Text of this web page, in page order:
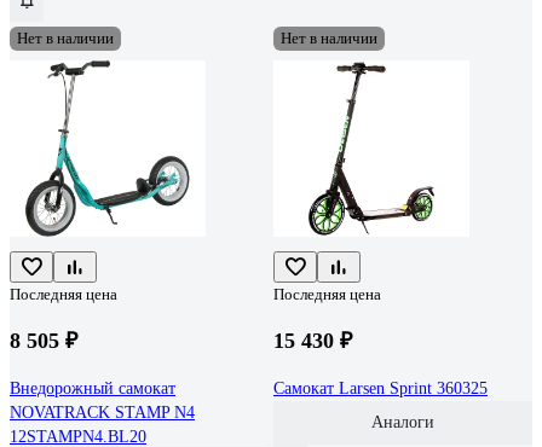
Нет в наличии
Последняя цена
8 505 ₽
Внедорожный самокат
NOVATRACK STAMP N4
12STAMPN4.BL20
Нет в наличии
Последняя цена
15 430 ₽
Самокат Larsen Sprint 360325
Аналоги